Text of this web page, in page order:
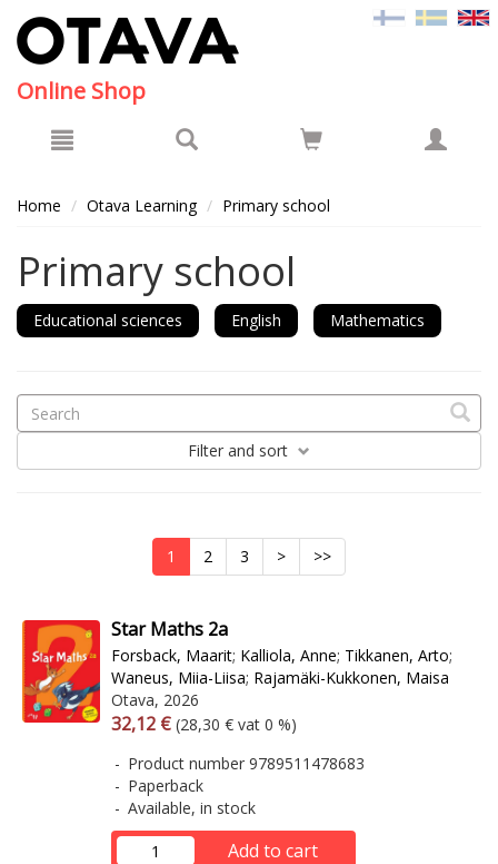
Online Shop
Home Otava Learning Primary school
Primary school
Educational sciences English Mathematics
Filter and sort
1 2 3 > >>
Star Maths 2a
Forsback, Maarit; Kalliola, Anne; Tikkanen, Arto;
Waneus, Miia-Liisa; Rajamäki-Kukkonen, Maisa
Otava, 2026
Arvonlisäverollinen hinta
32,12 € Excl. vat
(28,30 € vat 0 %)
Product number 9789511478683
Paperback
Available, in stock
Add to cart